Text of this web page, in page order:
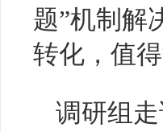
题”机制解
转化，值
调研组